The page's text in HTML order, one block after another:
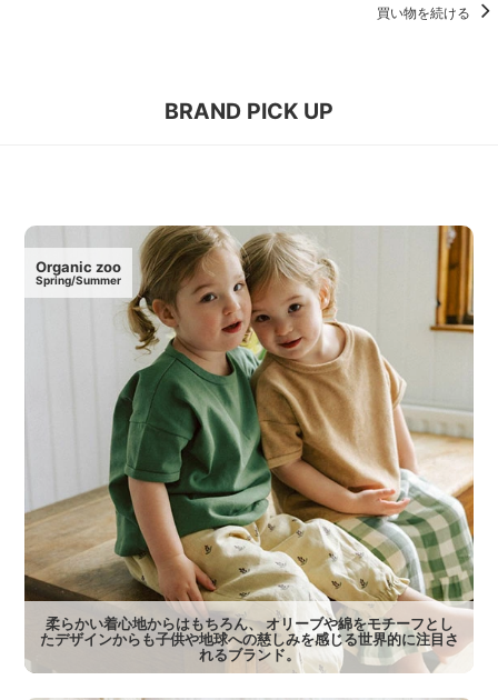
買い物を続ける
BRAND PICK UP
Organic zoo
Spring/Summer
柔らかい着心地からはもちろん、 オリーブや綿をモチーフとし
たデザインからも子供や地球への慈しみを感じる世界的に注目さ
れるブランド。